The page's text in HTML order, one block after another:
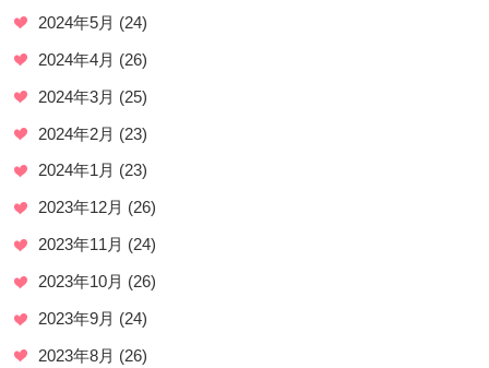
2024年5月 (24)
2024年4月 (26)
2024年3月 (25)
2024年2月 (23)
2024年1月 (23)
2023年12月 (26)
2023年11月 (24)
2023年10月 (26)
2023年9月 (24)
2023年8月 (26)